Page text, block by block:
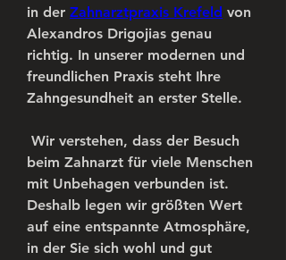
in der Zahnarztpraxis Krefeld von
Alexandros Drigojias genau
richtig. In unserer modernen und
freundlichen Praxis steht Ihre
Zahngesundheit an erster Stelle.
beim Zahnarzt für viele Menschen
mit Unbehagen verbunden ist.
Deshalb legen wir größten Wert
auf eine entspannte Atmosphäre,
in der Sie sich wohl und gut